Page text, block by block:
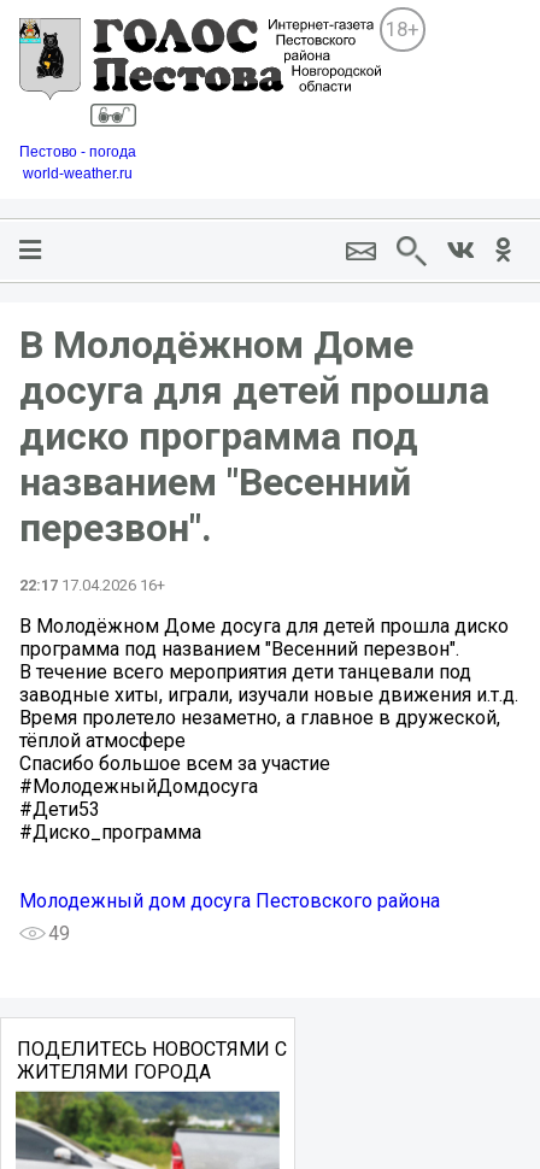
18+
Пестово - погода
world-weather.ru
В Молодёжном Доме
досуга для детей прошла
диско программа под
названием "Весенний
перезвон".
22:17 17.04.2026 16+
В Молодёжном Доме досуга для детей прошла диско
программа под названием "Весенний перезвон".
В течение всего мероприятия дети танцевали под
заводные хиты, играли, изучали новые движения и.т.д.
Время пролетело незаметно, а главное в дружеской,
тёплой атмосфере
Спасибо большое всем за участие
#МолодежныйДомдосуга
#Дети53
#Диско_программа
Молодежный дом досуга Пестовского района
49
ПОДЕЛИТЕСЬ НОВОСТЯМИ С
ЖИТЕЛЯМИ ГОРОДА